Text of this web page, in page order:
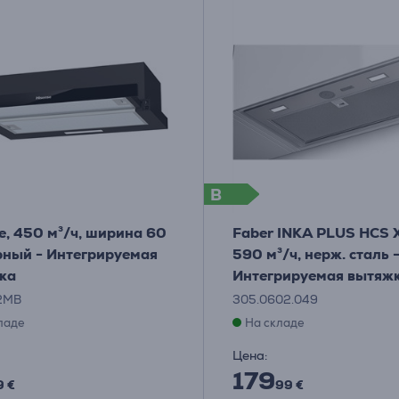
450 м³/ч, ширина 60
- Интегрируемая
€
B
Faber INKA PLUS HCS
590 м³/ч, нерж. сталь -
Интегрируемая
305.0602.049
На складе
Цена:
17999 €